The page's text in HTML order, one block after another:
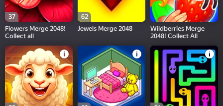
37
Flowers Merge 2048!
Collect all
62
Jewels Merge 2048
Wildberries Merge
2048! Collect All